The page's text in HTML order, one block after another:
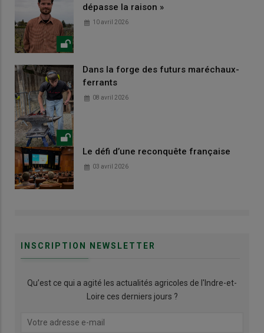
dépasse la raison »
10 avril 2026
Dans la forge des futurs maréchaux-
ferrants
08 avril 2026
Le défi d’une reconquête française
03 avril 2026
INSCRIPTION NEWSLETTER
Qu’est ce qui a agité les actualités agricoles de l'Indre-et-
Loire ces derniers jours ?